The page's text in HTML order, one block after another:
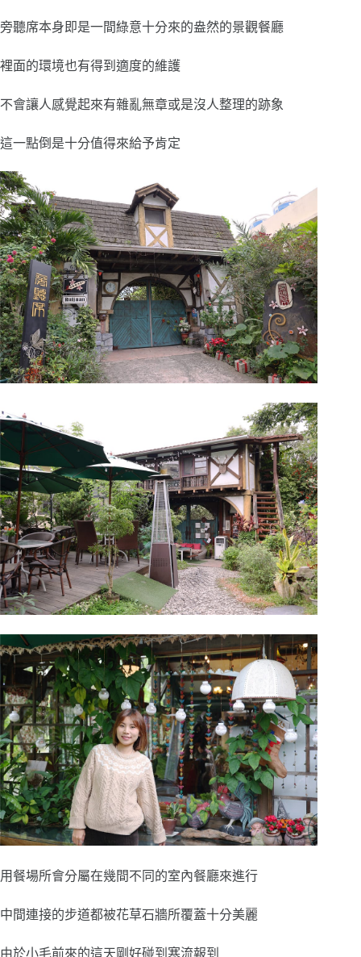
旁聽席本身即是一間綠意十分來的盎然的景觀餐廳
裡面的環境也有得到適度的維護
不會讓人感覺起來有雜亂無章或是沒人整理的跡象
這一點倒是十分值得來給予肯定
用餐場所會分屬在幾間不同的室內餐廳來進行
中間連接的步道都被花草石牆所覆蓋十分美麗
由於小毛前來的這天剛好碰到寒流報到